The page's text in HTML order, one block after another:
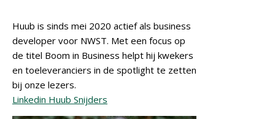
Huub is sinds mei 2020 actief als business
developer voor NWST. Met een focus op
de titel Boom in Business helpt hij kwekers
en toeleveranciers in de spotlight te zetten
bij onze lezers.
Linkedin Huub Snijders